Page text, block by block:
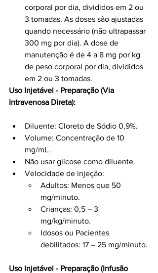
corporal por dia, divididos em 2 ou
3 tomadas. As doses são ajustadas
quando necessário (não ultrapassar
300 mg por dia). A dose de
manutenção é de 4 a 8 mg por kg
de peso corporal por dia, divididos
em 2 ou 3 tomadas.
Uso Injetável - Preparação (Via
Intravenosa Direta):
Diluente: Cloreto de Sódio 0,9%.
Volume: Concentração de 10
mg/mL.
Não usar glicose como diluente.
Velocidade de injeção:
Adultos: Menos que 50
mg/minuto.
Crianças: 0,5 – 3
mg/kg/minuto.
Idosos ou Pacientes
debilitados: 17 – 25 mg/minuto.
Uso Injetável - Preparação (Infusão